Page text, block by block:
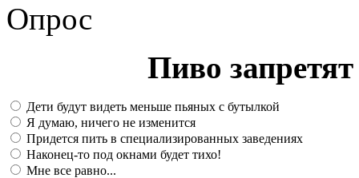
Опрос
Пиво
Дети будут видеть меньше пьяных с бутылкой
Я думаю, ничего не изменится
Придется пить в специализированных заведениях
Наконец-то под окнами будет тихо!
Мне все равно...